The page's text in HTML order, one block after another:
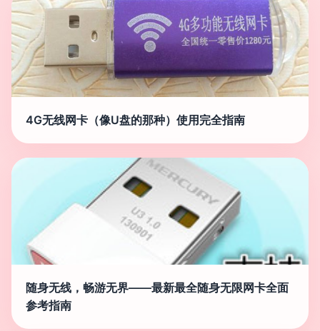
4G无线网卡（像U盘的那种）使用完全指南
随身无线，畅游无界——最新最全随身无限网卡全面
参考指南